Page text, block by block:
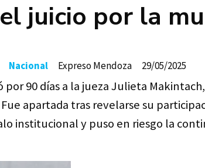
juicio por la
por 90 días a la jueza Julieta
apartada tras revelarse su
institucional y puso en riesgo la
Nacional 29/05/2025
Expreso Mendoza